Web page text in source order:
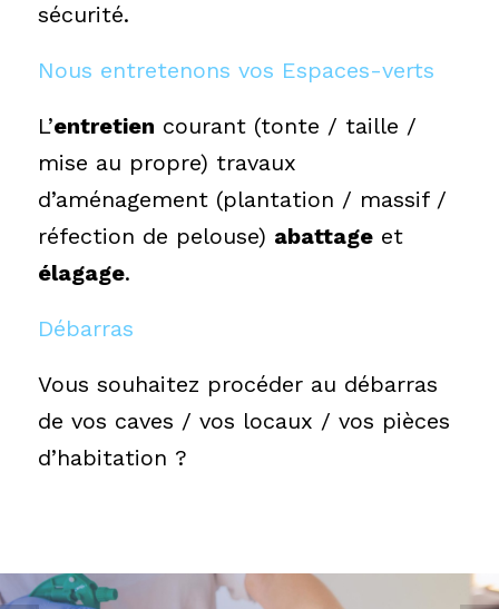
sécurité.
Nous entretenons vos Espaces-verts
L’entretien courant (tonte / taille /
mise au propre) travaux
d’aménagement (plantation / massif /
réfection de pelouse) abattageet
élagage.
Débarras
Vous souhaitez procéder au débarras
de vos caves / vos locaux / vos pièces
d’habitation ?